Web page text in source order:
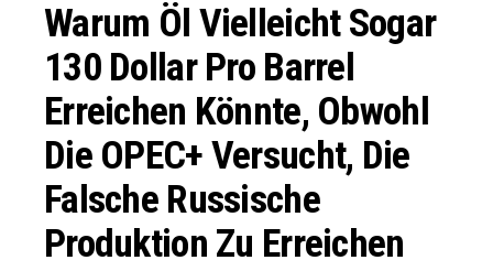
Warum Öl Vielleicht Sogar
130 Dollar Pro Barrel
Erreichen Könnte, Obwohl
Die OPEC+ Versucht, Die
Falsche Russische
Produktion Zu Erreichen